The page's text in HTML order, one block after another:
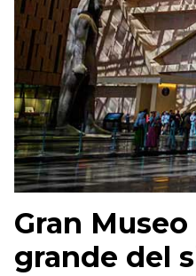
Gran
grande del